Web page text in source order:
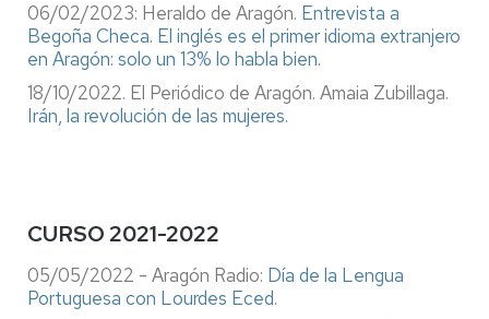
06/02/2023: Heraldo de Aragón. Entrevista a
Begoña Checa. El inglés es el primer idioma extranjero
en Aragón: solo un 13% lo habla bien.
18/10/2022. El Periódico de Aragón. Amaia Zubillaga.
Irán, la revolución de las mujeres.
CURSO 2021-2022
05/05/2022 - Aragón Radio: Día de la Lengua
Portuguesa con Lourdes Eced.